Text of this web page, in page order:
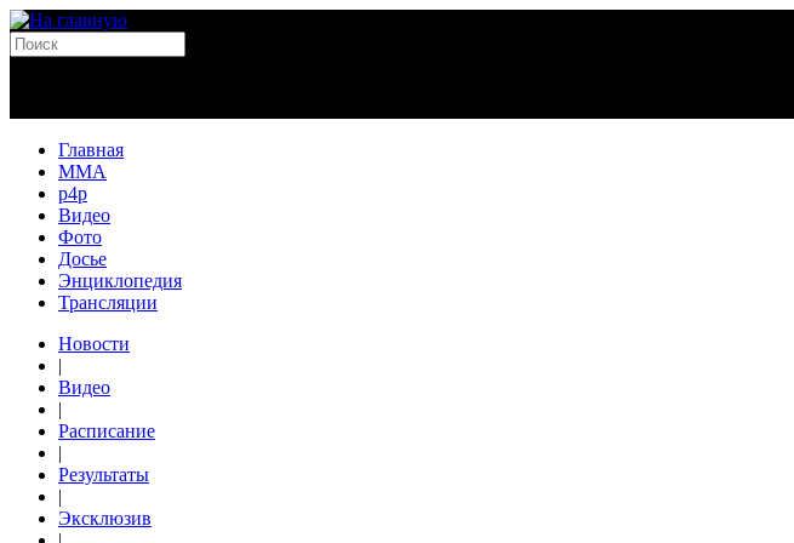
Главная
MMA
p4p
Видео
Фото
Досье
Энциклопедия
Трансляции
Новости
|
Видео
|
Расписание
|
Результаты
|
Эксклюзив